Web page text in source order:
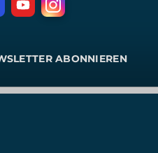
ABONNIEREN